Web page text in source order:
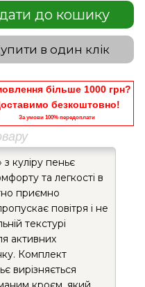
до кошику
в один клік
більше 1000 грн?
безкоштовно!
За умови 100% передоплати
куліру пеньє
та легкості в
приємно
повітря і не
текстурі
активних
Комплект
вирізняється